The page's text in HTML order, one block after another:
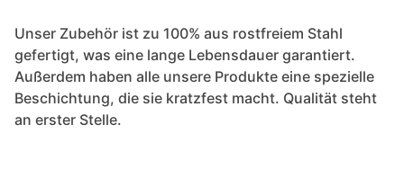
Unser Zubehör ist zu 100% aus rostfreiem Stahl
gefertigt, was eine lange Lebensdauer garantiert.
Außerdem haben alle unsere Produkte eine spezielle
Beschichtung, die sie kratzfest macht. Qualität steht
an erster Stelle.